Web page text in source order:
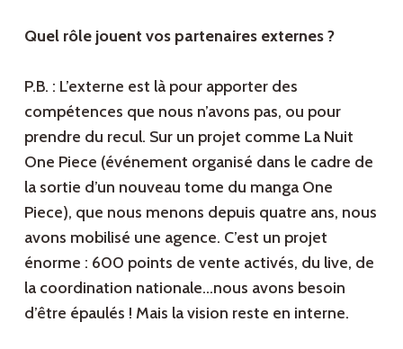
Quel rôle jouent vos partenaires externes ?
P.B. : L’externe est là pour apporter des
compétences que nous n’avons pas, ou pour
prendre du recul. Sur un projet comme La Nuit
One Piece (événement organisé dans le cadre de
la sortie d’un nouveau tome du manga One
Piece), que nous menons depuis quatre ans, nous
avons mobilisé une agence. C’est un projet
énorme : 600 points de vente activés, du live, de
la coordination nationale…nous avons besoin
d’être épaulés ! Mais la vision reste en interne.